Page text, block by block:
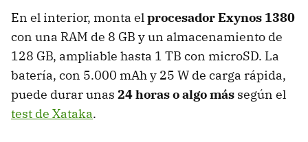
En el interior, monta el procesador Exynos 1380
con una RAM de 8 GB y un almacenamiento de
128 GB, ampliable hasta 1 TB con microSD. La
batería, con 5.000 mAh y 25 W de carga rápida,
puede durar unas 24 horas o algo más según el
test de Xataka.